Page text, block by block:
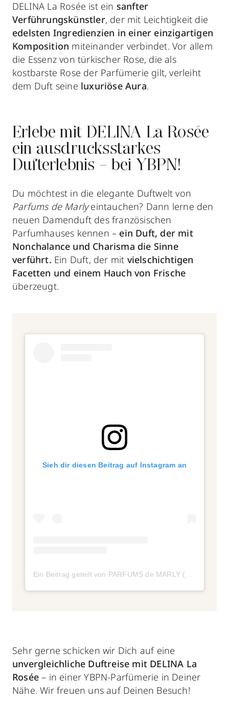
DELINA La Rosée ist ein sanfter
Verführungskünstler, der mit Leichtigkeit die
edelsten Ingredienzien in einer einzigartigen
Komposition miteinander verbindet. Vor allem
die Essenz von türkischer Rose, die als
kostbarste Rose der Parfümerie gilt, verleiht
dem Duft seine luxuriöse Aura.
Erlebe mit DELINA La Rosée
ein ausdrucksstarkes
Dufterlebnis – bei YBPN!
Du möchtest in die elegante Duftwelt von
Parfums de Marlyeintauchen? Dann lerne den
neuen Damenduft des französischen
Parfumhauses kennen – ein Duft, der mit
Nonchalance und Charisma die Sinne
verführt. Ein Duft, der mit vielschichtigen
Facetten und einem Hauch von Frische
überzeugt.
Sieh dir diesen Beitrag auf Instagram an
Sehr gerne schicken wir Dich auf eine
unvergleichliche Duftreise mit DELINA La
Rosée – in einer YBPN-Parfümerie in Deiner
Nähe. Wir freuen uns auf Deinen Besuch!